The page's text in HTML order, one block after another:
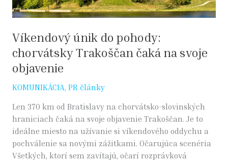
Víkendový únik do pohody:
chorvátsky Trakoščan čaká na svoje
objavenie
KOMUNIKÁCIA, PR články
Len 370 km od Bratislavy na chorvátsko-slovinských
hraniciach čaká na svoje objavenie Trakoščan. Je to
ideálne miesto na užívanie si víkendového oddychu a
pochválenie sa novými zážitkami. Očarujúca scenéria
Všetkých, ktorí sem zavítajú, očarí rozprávková
svoje
objavenie